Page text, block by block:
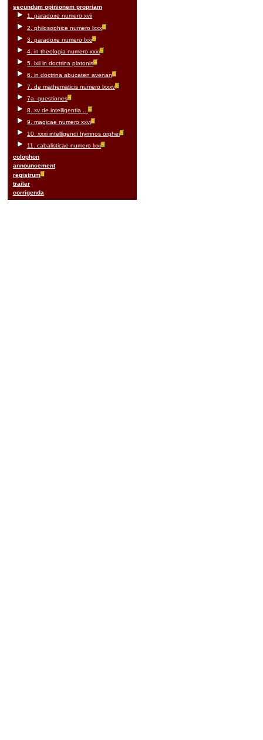
secundum opinionem propriam
1. paradoxe numero xvii
2. philosophice numero lxxx
3. paradoxe numero lxxi
4. in theologia numero xxxi
5. lxii in doctrina platonis
6. in doctrina abucaten avenan
7. de mathematicis numero lxxxv
7a. questiones
8. xv de intelligentia ...
9. magicae numero xxvi
10. xxxi intelligendi hymnos orphei
11. cabalisticae numero lxxi
colophon
announcement
registrum
trailer
corrigenda